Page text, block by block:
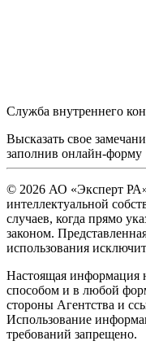
Служба внутреннего
Высказать свое
заполнив онлайн-форму
© 2026 АО «Эксперт
интеллектуальной
случаев, когда прямо
законом.
использования
Настоящая информация
способом и в любой
стороны Агентства и
Использование
требований запрещено.